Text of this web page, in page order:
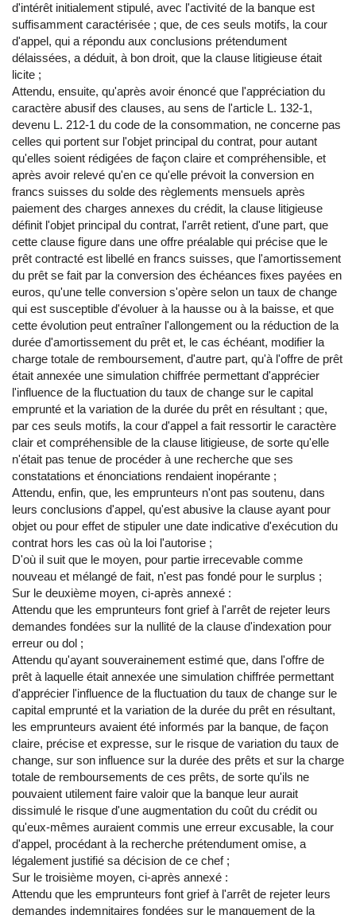
d'intérêt initialement stipulé, avec l'activité de la banque est
suffisamment caractérisée ; que, de ces seuls motifs, la cour
d'appel, qui a répondu aux conclusions prétendument
délaissées, a déduit, à bon droit, que la clause litigieuse était
licite ;
Attendu, ensuite, qu'après avoir énoncé que l'appréciation du
caractère abusif des clauses, au sens de l'article L. 132-1,
devenu L. 212-1 du code de la consommation, ne concerne pas
celles qui portent sur l'objet principal du contrat, pour autant
qu'elles soient rédigées de façon claire et compréhensible, et
après avoir relevé qu'en ce qu'elle prévoit la conversion en
francs suisses du solde des règlements mensuels après
paiement des charges annexes du crédit, la clause litigieuse
définit l'objet principal du contrat, l'arrêt retient, d'une part, que
cette clause figure dans une offre préalable qui précise que le
prêt contracté est libellé en francs suisses, que l'amortissement
du prêt se fait par la conversion des échéances fixes payées en
euros, qu'une telle conversion s'opère selon un taux de change
qui est susceptible d'évoluer à la hausse ou à la baisse, et que
cette évolution peut entraîner l'allongement ou la réduction de la
durée d'amortissement du prêt et, le cas échéant, modifier la
charge totale de remboursement, d'autre part, qu'à l'offre de prêt
était annexée une simulation chiffrée permettant d'apprécier
l'influence de la fluctuation du taux de change sur le capital
emprunté et la variation de la durée du prêt en résultant ; que,
par ces seuls motifs, la cour d'appel a fait ressortir le caractère
clair et compréhensible de la clause litigieuse, de sorte qu'elle
n'était pas tenue de procéder à une recherche que ses
constatations et énonciations rendaient inopérante ;
Attendu, enfin, que, les emprunteurs n'ont pas soutenu, dans
leurs conclusions d'appel, qu'est abusive la clause ayant pour
objet ou pour effet de stipuler une date indicative d'exécution du
contrat hors les cas où la loi l'autorise ;
D'où il suit que le moyen, pour partie irrecevable comme
nouveau et mélangé de fait, n'est pas fondé pour le surplus ;
Sur le deuxième moyen, ci-après annexé :
Attendu que les emprunteurs font grief à l'arrêt de rejeter leurs
demandes fondées sur la nullité de la clause d'indexation pour
erreur ou dol ;
Attendu qu'ayant souverainement estimé que, dans l'offre de
prêt à laquelle était annexée une simulation chiffrée permettant
d'apprécier l'influence de la fluctuation du taux de change sur le
capital emprunté et la variation de la durée du prêt en résultant,
les emprunteurs avaient été informés par la banque, de façon
claire, précise et expresse, sur le risque de variation du taux de
change, sur son influence sur la durée des prêts et sur la charge
totale de remboursements de ces prêts, de sorte qu'ils ne
pouvaient utilement faire valoir que la banque leur aurait
dissimulé le risque d'une augmentation du coût du crédit ou
qu'eux-mêmes auraient commis une erreur excusable, la cour
d'appel, procédant à la recherche prétendument omise, a
légalement justifié sa décision de ce chef ;
Sur le troisième moyen, ci-après annexé :
Attendu que les emprunteurs font grief à l'arrêt de rejeter leurs
demandes indemnitaires fondées sur le manquement de la